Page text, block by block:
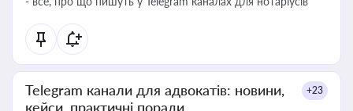
Telegram канали для адвокатів: новини,
кейси, практичні поради
+23